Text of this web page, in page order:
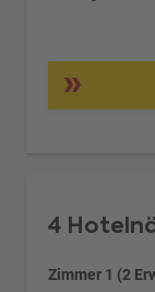
4
Zimmer 1 (2